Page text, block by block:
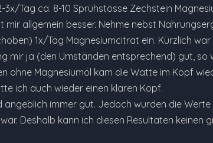
Tag ca. 8-10 Sprühstösse Zechstein
mir allgemein besser. Nehme nebst
1x/Tag Magnesiumcitrat ein. Kürzlich
mir ja (den Umständen entsprechend) gut,
ohne Magnesiumöl kam die Watte im Kopf
ich auch wieder einen klaren Kopf.
angeblich immer gut. Jedoch wurden die
Deshalb kann ich diesen Resultaten keinen